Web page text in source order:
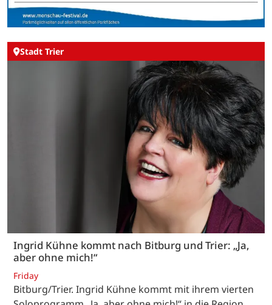
Stadt Trier
Ingrid Kühne kommt nach Bitburg und Trier: „Ja,
aber ohne mich!“
Friday
Bitburg/Trier. Ingrid Kühne kommt mit ihrem vierten